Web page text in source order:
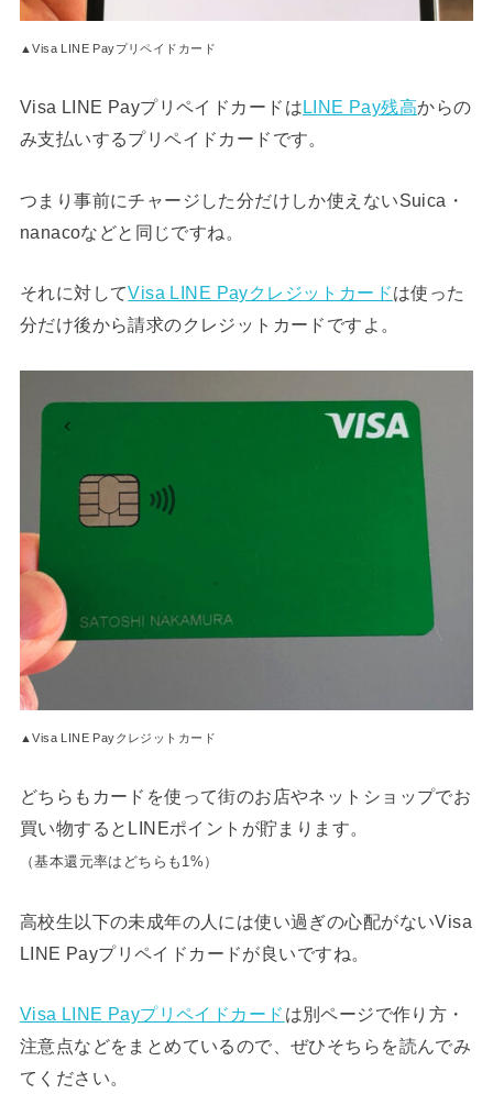
▲Visa LINE Payプリペイドカード
Visa LINE Payプリペイドカードは LINE Pay残高からの
み支払いするプリペイドカードです。
つまり事前にチャージした分だけしか使えないSuica・
nanacoなどと同じですね。
それに対してVisa LINE Payクレジットカードは使った
分だけ後から請求のクレジットカードですよ。
▲Visa LINE Payクレジットカード
どちらもカードを使って街のお店やネットショップでお
買い物するとLINEポイントが貯まります。
（基本還元率はどちらも1%）
高校生以下の未成年の人には使い過ぎの心配がないVisa
LINE Payプリペイドカードが良いですね。
Visa LINE Payプリペイドカード は別ページで作り方・
注意点などをまとめているので、ぜひそちらを読んでみ
てください。